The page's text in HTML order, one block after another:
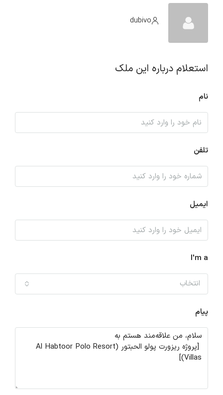
dubivo
استعلام درباره این ملک
نام
تلفن
ایمیل
I'm a
انتخاب
پیام